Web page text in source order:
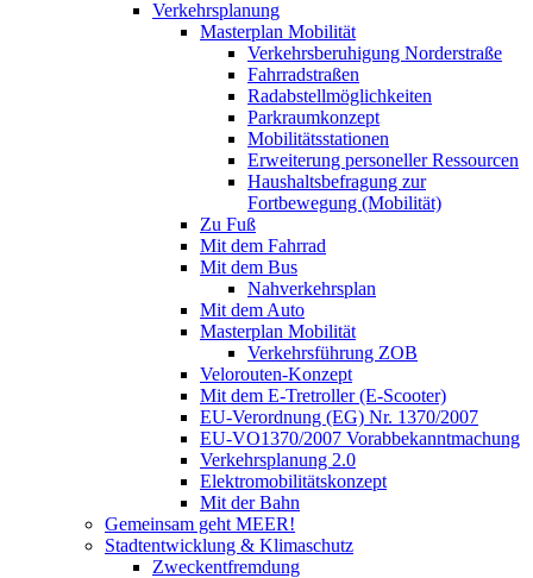
Verkehrsplanung
Masterplan Mobilität
Verkehrsberuhigung Norderstraße
Fahrradstraßen
Radabstellmöglichkeiten
Parkraumkonzept
Mobilitätsstationen
Erweiterung personeller Ressourcen
Haushaltsbefragung zur
Fortbewegung (Mobilität)
Zu Fuß
Mit dem Fahrrad
Mit dem Bus
Nahverkehrsplan
Mit dem Auto
Masterplan Mobilität
Verkehrsführung ZOB
Velorouten-Konzept
Mit dem E-Tretroller (E-Scooter)
EU-Verordnung (EG) Nr. 1370/2007
EU-VO1370/2007 Vorabbekanntmachung
Verkehrsplanung 2.0
Elektromobilitätskonzept
Mit der Bahn
Gemeinsam geht MEER!
Stadtentwicklung & Klimaschutz
Zweckentfremdung